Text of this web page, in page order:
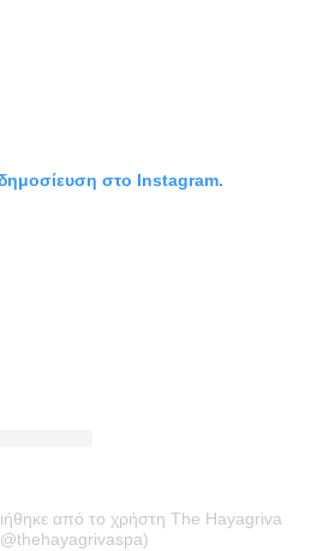
δημοσίευση στο Instagram.
από το χρήστη The Hayagriva